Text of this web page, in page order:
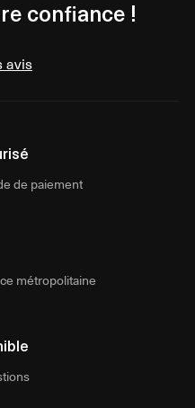
confiance !
avis
de paiement
métropolitaine